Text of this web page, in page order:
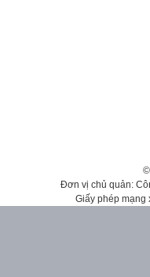
Đơn vị chủ quản:
Giấy phép mạng